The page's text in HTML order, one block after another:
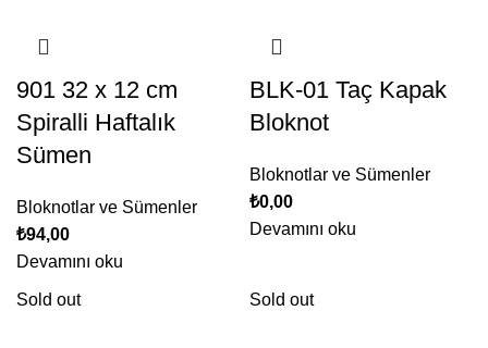
901 32 x 12 cm
Spiralli Haftalık
Sümen
Bloknotlar ve Sümenler
₺94,00
Devamını oku
BLK-01 Taç Kapak
Bloknot
Bloknotlar ve Sümenler
₺0,00
Devamını oku
Sold out Sold out